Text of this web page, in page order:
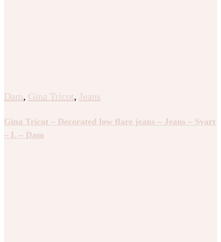
Dam, Gina Tricot, Jeans
Gina Tricot – Decorated low flare jeans – Jeans – Svart
– L – Dam